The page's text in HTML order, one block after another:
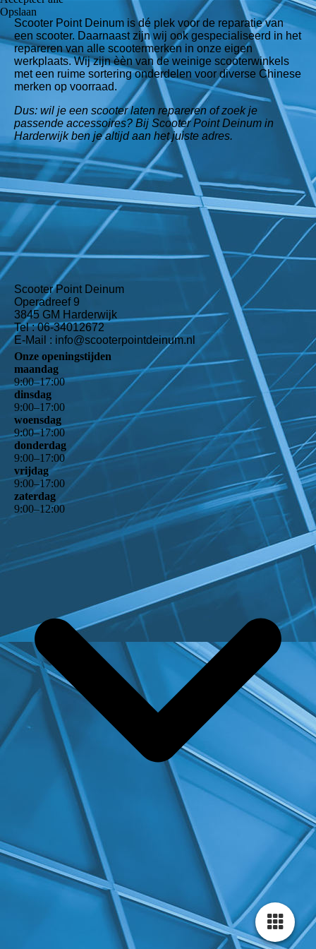
Scooter Point Deinum is dé plek voor de reparatie van
een scooter. Daarnaast zijn wij ook gespecialiseerd in het
repareren van alle scootermerken in onze eigen
werkplaats. Wij zijn èèn van de weinige scooterwinkels
met een ruime sortering onderdelen voor diverse Chinese
merken op voorraad.
Dus: wil je een scooter laten repareren of zoek je
passende accessoires? Bij Scooter Point Deinum in
Harderwijk ben je altijd aan het juiste adres.
Scooter Point Deinum
Operadreef 9
3845 GM Harderwijk
Tel : 06-34012672
E-Mail : info@scooterpointdeinum.nl
Onze openingstijden
maandag
9:00–17:00
dinsdag
9:00–17:00
woensdag
9:00–17:00
donderdag
9:00–17:00
vrijdag
9:00–17:00
zaterdag
9:00–12:00
Opslaan